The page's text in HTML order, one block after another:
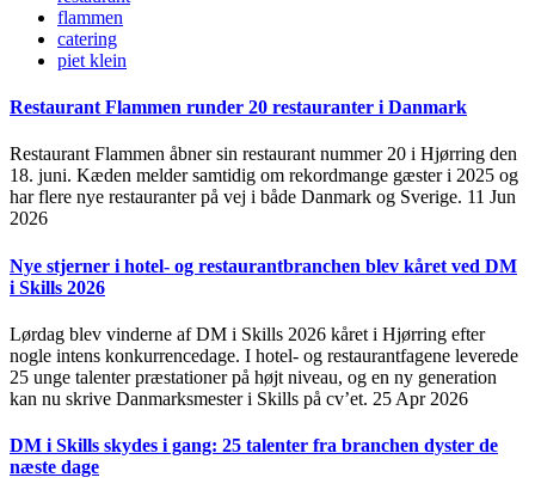
flammen
catering
piet klein
Restaurant Flammen runder 20 restauranter i Danmark
Restaurant Flammen åbner sin restaurant nummer 20 i Hjørring den
18. juni. Kæden melder samtidig om rekordmange gæster i 2025 og
har flere nye restauranter på vej i både Danmark og Sverige. 11 Jun
2026
Nye stjerner i hotel- og restaurantbranchen blev kåret ved DM
i Skills 2026
Lørdag blev vinderne af DM i Skills 2026 kåret i Hjørring efter
nogle intens konkurrencedage. I hotel- og restaurantfagene leverede
25 unge talenter præstationer på højt niveau, og en ny generation
kan nu skrive Danmarksmester i Skills på cv’et. 25 Apr 2026
DM i Skills skydes i gang: 25 talenter fra branchen dyster de
næste dage